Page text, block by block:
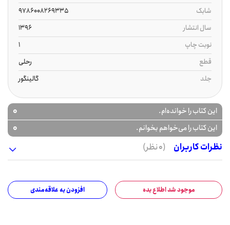
شابک
9786008269335
سال انتشار
1396
نوبت چاپ
1
قطع
رحلی
جلد
گالینگور
این کتاب را خوانده‌ام. 0
این کتاب را می‌خواهم بخوانم.
0
نظرات کاربران
(0 نظر)
موجود شد اطلاع بده افزودن به علاقه‌مندی